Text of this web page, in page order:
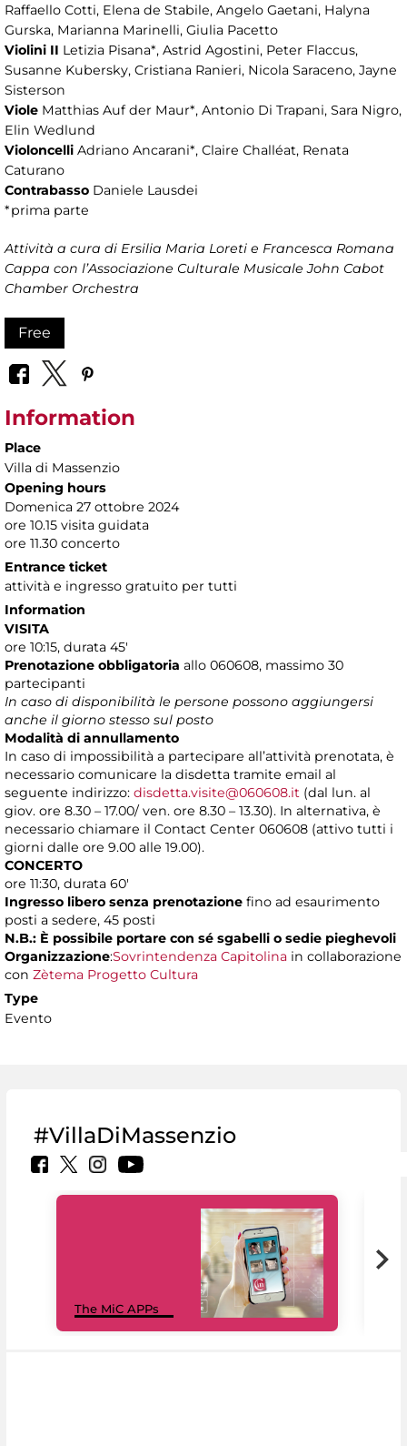
Raffaello Cotti, Elena de Stabile, Angelo Gaetani, Halyna
Gurska, Marianna Marinelli, Giulia Pacetto
Violini II Letizia Pisana*, Astrid Agostini, Peter Flaccus,
Susanne Kubersky, Cristiana Ranieri, Nicola Saraceno, Jayne
Sisterson
Viole Matthias Auf der Maur*, Antonio Di Trapani, Sara Nigro,
Elin Wedlund
Violoncelli Adriano Ancarani*, Claire Challéat, Renata
Caturano
Contrabasso Daniele Lausdei
*prima parte
Attività a cura di Ersilia Maria Loreti e Francesca Romana
Cappa con l’Associazione Culturale Musicale John Cabot
Chamber Orchestra
Free
Information
Place
Villa di Massenzio
Opening hours
Domenica 27 ottobre 2024
ore 10.15 visita guidata
ore 11.30 concerto
Entrance ticket
attività e ingresso gratuito per tutti
Information
VISITA
ore 10:15, durata 45'
Prenotazione obbligatoria allo 060608, massimo 30
partecipanti
In caso di disponibilità le persone possono aggiungersi
anche il giorno stesso sul posto
Modalità di annullamento
In caso di impossibilità a partecipare all’attività prenotata, è
necessario comunicare la disdetta tramite email al
seguente indirizzo: disdetta.visite@060608.it (dal lun. al
giov. ore 8.30 – 17.00/ ven. ore 8.30 – 13.30). In alternativa, è
necessario chiamare il Contact Center 060608 (attivo tutti i
giorni dalle ore 9.00 alle 19.00).
CONCERTO
ore 11:30, durata 60'
Ingresso libero senza prenotazione fino ad esaurimento
posti a sedere, 45 posti
N.B.: È possibile portare con sé sgabelli o sedie pieghevoli
Organizzazione:Sovrintendenza Capitolina in collaborazione
con Zètema Progetto Cultura
Type
Evento
#VillaDiMassenzio
The MiC APPs